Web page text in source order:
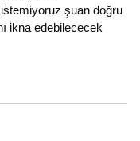
istemiyoruz şuan doğru
ikna edebilececek